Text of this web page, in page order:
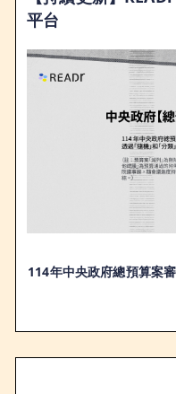
平台
114年中央政府總預算案